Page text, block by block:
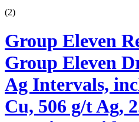
(2)
Group Eleven
Group Eleven
Ag Intervals,
Cu, 506 g/t Ag,